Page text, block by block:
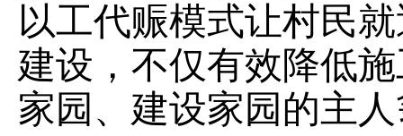
以工代赈模式让村民
建设，不仅有效降低
家园、建设家园的主